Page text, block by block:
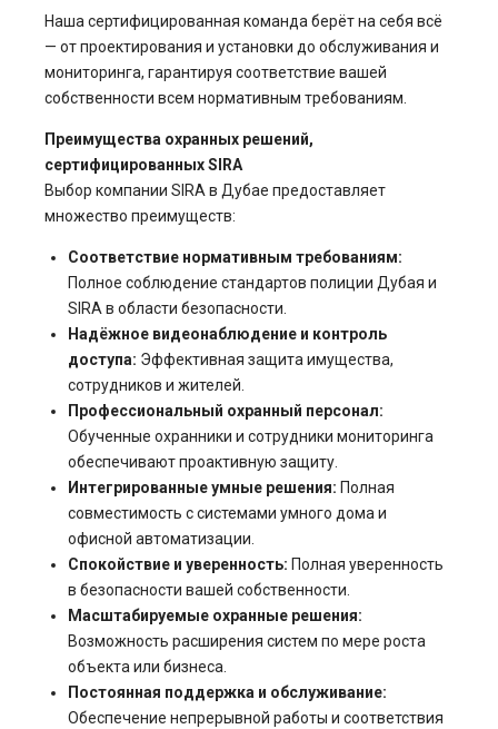
Наша сертифицированная команда берёт на себя всё
— от проектирования и установки до обслуживания и
мониторинга, гарантируя соответствие вашей
собственности всем нормативным требованиям.
Преимущества охранных решений,
сертифицированных SIRA
Выбор компании SIRA в Дубае предоставляет
множество преимуществ:
Соответствие нормативным требованиям:
Полное соблюдение стандартов полиции Дубая и
SIRA в области безопасности.
Надёжное видеонаблюдение и контроль
доступа: Эффективная защита имущества,
сотрудников и жителей.
Профессиональный охранный персонал:
Обученные охранники и сотрудники мониторинга
обеспечивают проактивную защиту.
Интегрированные умные решения: Полная
совместимость с системами умного дома и
офисной автоматизации.
Спокойствие и уверенность: Полная уверенность
в безопасности вашей собственности.
Масштабируемые охранные решения:
Возможность расширения систем по мере роста
объекта или бизнеса.
Постоянная поддержка и обслуживание:
Обеспечение непрерывной работы и соответствия